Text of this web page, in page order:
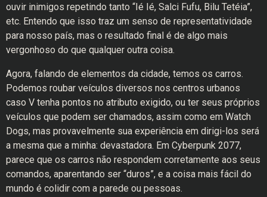
ouvir inimigos repetindo tanto “Ié Ié, Salci Fufu, Bilu Tetéia”,
etc. Entendo que isso traz um senso de representatividade
para nosso país, mas o resultado final é de algo mais
vergonhoso do que qualquer outra coisa.
Agora, falando de elementos da cidade, temos os carros.
Podemos roubar veículos diversos nos centros urbanos
caso V tenha pontos no atributo exigido, ou ter seus próprios
veículos que podem ser chamados, assim como em Watch
Dogs, mas provavelmente sua experiência em dirigi-los será
a mesma que a minha: devastadora. Em Cyberpunk 2077,
parece que os carros não respondem corretamente aos seus
comandos, aparentando ser “duros”, e a coisa mais fácil do
mundo é colidir com a parede ou pessoas.